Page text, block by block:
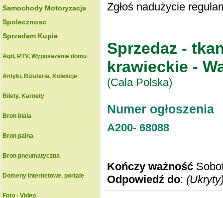
Samochody Motoryzacja
Spolecznosc
Sprzedam Kupie
Agd, RTV, Wyposazenie domu
Antyki, Bizuteria, Kolekcje
Bilety, Karnety
Bron biala
Bron palna
Bron pneumatyczna
Domeny internetowe, portale
Foto - Video
Zgłoś nadużycie
Sprzedaz -
krawieckie -
(Cala Polska)
Numer ogłoszenia
A200- 68088
Kończy ważność
Odpowiedź do: